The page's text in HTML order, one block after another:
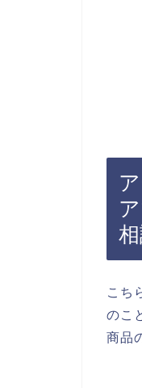
こち
のこ
商品